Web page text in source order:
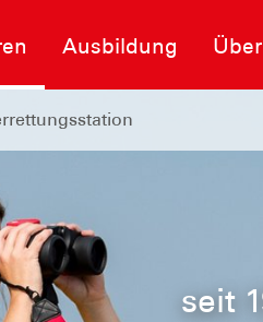
Ausbildung
seit